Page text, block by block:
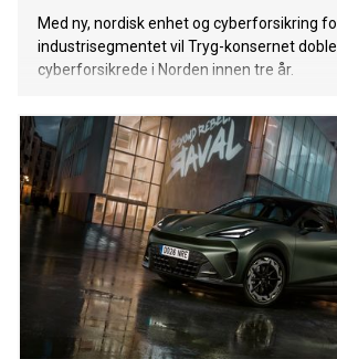
Med ny, nordisk enhet og cyberforsikring
industrisegmentet vil Tryg-konsernet
cyberforsikrede i Norden innen tre år.